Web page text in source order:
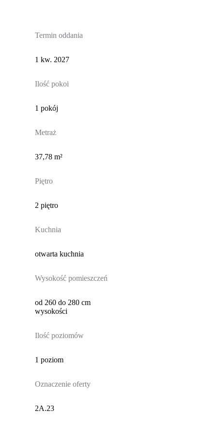
Termin oddania
1 kw. 2027
Ilość pokoi
1 pokój
Metraż
37,78 m²
Piętro
2 piętro
Kuchnia
otwarta kuchnia
Wysokość pomieszczeń
od 260 do 280 cm
wysokości
Ilość poziomów
1 poziom
Oznaczenie oferty
2A.23